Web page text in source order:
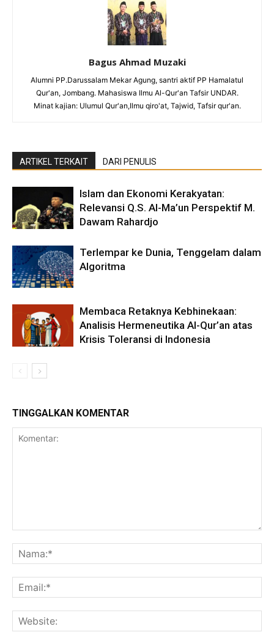
Bagus Ahmad Muzaki
Alumni PP.Darussalam Mekar Agung, santri aktif PP Hamalatul
Qur'an, Jombang. Mahasiswa Ilmu Al-Qur'an Tafsir UNDAR.
Minat kajian: Ulumul Qur'an,Ilmu qiro'at, Tajwid, Tafsir qur'an.
ARTIKEL TERKAIT DARI PENULIS
Islam dan Ekonomi Kerakyatan:
Relevansi Q.S. Al-Ma’un Perspektif M.
Dawam Rahardjo
Terlempar ke Dunia, Tenggelam dalam
Algoritma
Membaca Retaknya Kebhinekaan:
Analisis Hermeneutika Al-Qur’an atas
Krisis Toleransi di Indonesia
TINGGALKAN KOMENTAR